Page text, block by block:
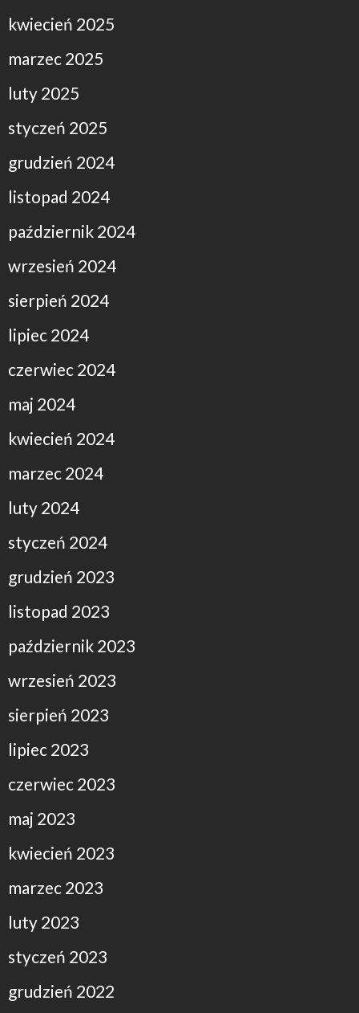
kwiecień 2025
marzec 2025
luty 2025
styczeń 2025
grudzień 2024
listopad 2024
październik 2024
wrzesień 2024
sierpień 2024
lipiec 2024
czerwiec 2024
maj 2024
kwiecień 2024
marzec 2024
luty 2024
styczeń 2024
grudzień 2023
listopad 2023
październik 2023
wrzesień 2023
sierpień 2023
lipiec 2023
czerwiec 2023
maj 2023
kwiecień 2023
marzec 2023
luty 2023
styczeń 2023
grudzień 2022